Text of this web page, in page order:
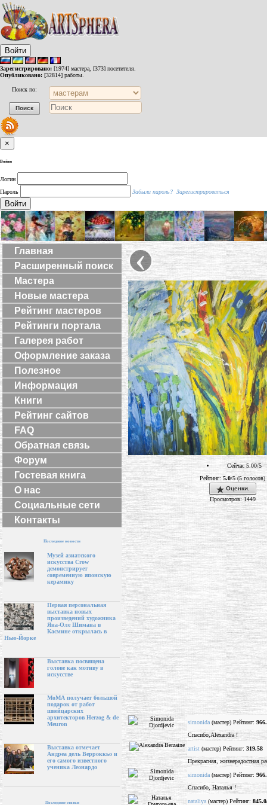
Войти
Зарегистрировано: [1974] мастера, [373] посетителя.
Опубликовано: [32814] работы.
Поиск по:
×
Войти
Логин
Пароль
Забыли пароль? Зарегистрироваться
Войти
Главная
Расширенный поиск
Мастера
Новые мастера
Рейтинг мастеров
Рейтинги портала
Галерея работ
Оформление заказа
Полезное
Информация
Книги
Рейтинг сайтов
FAQ
Обратная связь
Форум
Гостевая книга
О нас
Социальные сети
Контакты
Последние новости
Музей азиатского
искусства Crow
демонстрирует
современную японскую
керамику
Первая персональная
выставка новых
произведений художника
Яна-Оле Шимана в
Касмине открылась в
Нью-Йорке
Выставка посвящена
голове как мотиву в
искусстве
МоМА получает большой
подарок от работ
швейцарских
архитекторов Herzog & de
Meuron
Выставка отмечает
Андреа дель Верроккьо и
его самого известного
ученика Леонардо
Последние статьи
‹
Сейчас 5.00/5
Рейтинг:5.0/5 (5 голосов)
Оценки.
Просмотров: 1449
simonida (мастер) Рейтинг:
Спасибо,Alexandra !
artist (мастер) Рейтинг: 319.58
Прекрасная, жизнерадостная
simonida (мастер) Рейтинг:
Спасибо, Наталья !
nataliya (мастер) Рейтинг: